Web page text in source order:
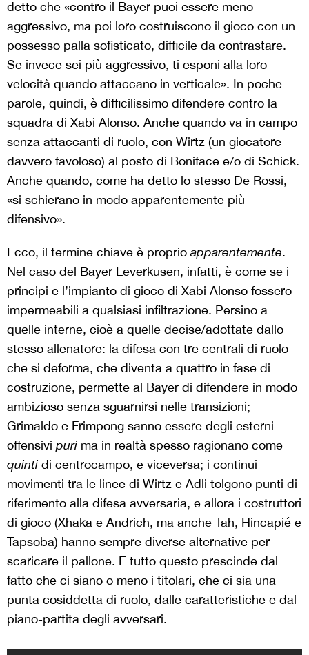
detto che «contro il Bayer puoi essere meno
aggressivo, ma poi loro costruiscono il gioco con un
possesso palla sofisticato, difficile da contrastare.
Se invece sei più aggressivo, ti esponi alla loro
velocità quando attaccano in verticale». In poche
parole, quindi, è difficilissimo difendere contro la
squadra di Xabi Alonso. Anche quando va in campo
senza attaccanti di ruolo, con Wirtz (un giocatore
davvero favoloso) al posto di Boniface e/o di Schick.
Anche quando, come ha detto lo stesso De Rossi,
«si schierano in modo apparentemente più
difensivo».
Ecco, il termine chiave è proprioapparentemente.
Nel caso del Bayer Leverkusen, infatti, è come se i
principi e l’impianto di gioco di Xabi Alonso fossero
impermeabili a qualsiasi infiltrazione. Persino a
quelle interne, cioè a quelle decise/adottate dallo
stesso allenatore: la difesa con tre centrali di ruolo
che si deforma, che diventa a quattro in fase di
costruzione, permette al Bayer di difendere in modo
ambizioso senza sguarnirsi nelle transizioni;
Grimaldo e Frimpong sanno essere degli esterni
offensivi puri ma in realtà spesso ragionano come
quinti di centrocampo, e viceversa; i continui
movimenti tra le linee di Wirtz e Adli tolgono punti di
riferimento alla difesa avversaria, e allora i costruttori
di gioco (Xhaka e Andrich, ma anche Tah, Hincapié e
Tapsoba) hanno sempre diverse alternative per
scaricare il pallone. E tutto questo prescinde dal
fatto che ci siano o meno i titolari, che ci sia una
punta cosiddetta di ruolo, dalle caratteristiche e dal
piano-partita degli avversari.